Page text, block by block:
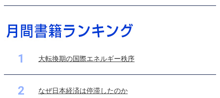
1 大転換期の国際エネルギー秩序
2 なぜ日本経済は停滞したのか